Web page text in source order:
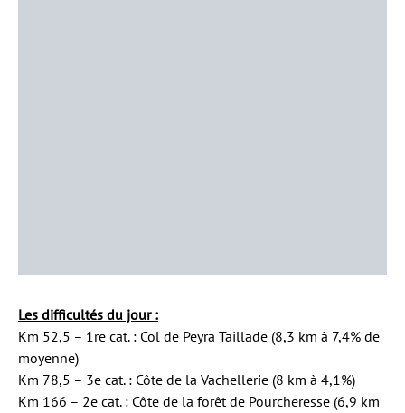
Les difficultés du jour :
Km 52,5 – 1re cat. : Col de Peyra Taillade (8,3 km à 7,4% de
moyenne)
Km 78,5 – 3e cat. : Côte de la Vachellerie (8 km à 4,1%)
Km 166 – 2e cat. : Côte de la forêt de Pourcheresse (6,9 km